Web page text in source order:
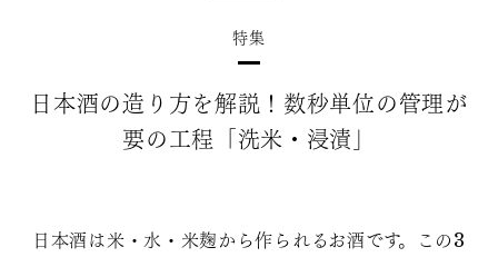
特集
日本酒の造り方を解説！数秒単位の管理が
要の工程「洗米・浸漬」
日本酒は米・水・米麹から作られるお酒です。この3